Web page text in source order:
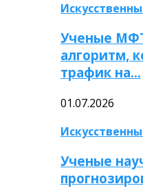
Ученые
алгоритм,
трафик на…
01.07.2026
Ученые